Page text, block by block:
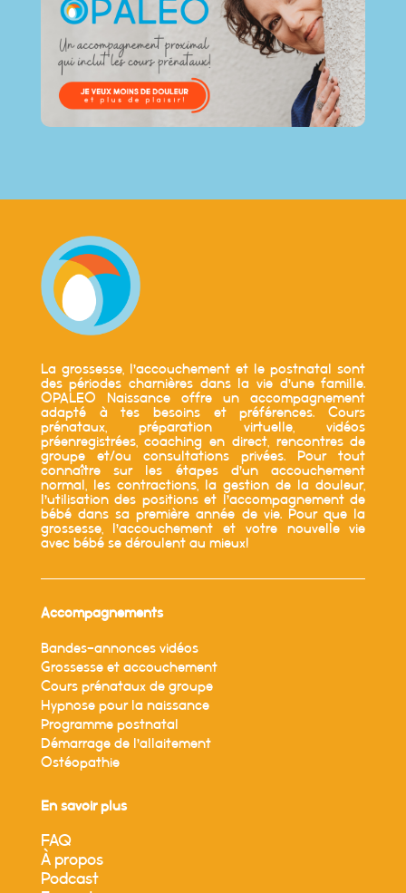
La grossesse, l’accouchement et le postnatal sont
des périodes charnières dans la vie d’une famille.
OPALEO Naissance offre un accompagnement
adapté à tes besoins et préférences. Cours
prénataux, préparation virtuelle, vidéos
préenregistrées, coaching en direct, rencontres de
groupe et/ou consultations privées. Pour tout
connaître sur les étapes d’un accouchement
normal, les contractions, la gestion de la douleur,
l’utilisation des positions et l’accompagnement de
bébé dans sa première année de vie. Pour que la
grossesse, l’accouchement et votre nouvelle vie
avec bébé se déroulent au mieux!
Accompagnements
Bandes-annonces vidéos
Grossesse et accouchement
Cours prénataux de groupe
Hypnose pour la naissance
Programme postnatal
Démarrage de l’allaitement
Ostéopathie
En savoir plus
FAQ
À propos
Podcast